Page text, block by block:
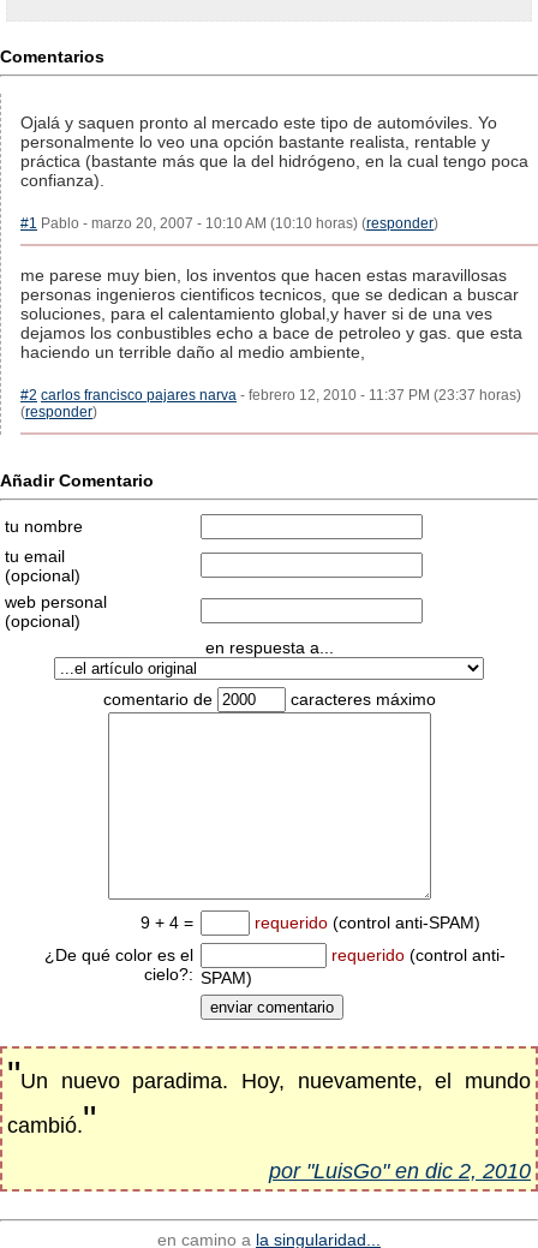
Comentarios
Ojalá y saquen pronto al mercado este tipo de automóviles. Yo
personalmente lo veo una opción bastante realista, rentable y
práctica (bastante más que la del hidrógeno, en la cual tengo poca
confianza).
#1 Pablo - marzo 20, 2007 - 10:10 AM (10:10 horas) (responder)
me parese muy bien, los inventos que hacen estas maravillosas
personas ingenieros cientificos tecnicos, que se dedican a buscar
soluciones, para el calentamiento global,y haver si de una ves
dejamos los conbustibles echo a bace de petroleo y gas. que esta
haciendo un terrible daño al medio ambiente,
#2 carlos francisco pajares narva - febrero 12, 2010 - 11:37 PM (23:37 horas)
(responder)
Añadir Comentario
tu nombre
tu email
(opcional)
web personal
(opcional)
en respuesta a...
comentario de caracteres máximo
9 + 4 = requerido (control anti-SPAM)
¿De qué color es el
cielo?:
requerido (control anti-
SPAM)
"Un nuevo paradima. Hoy, nuevamente, el mundo
cambió."
por "LuisGo" en dic 2, 2010
en camino a la singularidad...